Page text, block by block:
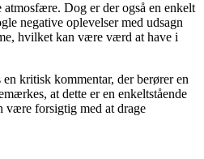
atmosfære. Dog er der også en enkelt
negative oplevelser med udsagn
hvilket kan være værd at have i
kritisk kommentar, der berører en
at dette er en enkeltstående
være forsigtig med at drage